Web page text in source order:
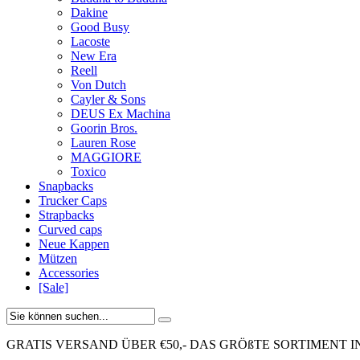
Dakine
Good Busy
Lacoste
New Era
Reell
Von Dutch
Cayler & Sons
DEUS Ex Machina
Goorin Bros.
Lauren Rose
MAGGIORE
Toxico
Snapbacks
Trucker Caps
Strapbacks
Curved caps
Neue Kappen
Mützen
Accessories
[Sale]
GRATIS VERSAND ÜBER €50,- DAS GRÖßTE SORTIMENT